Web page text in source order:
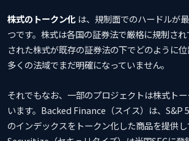
株式のトークン化 は、規制面でのハードルが
つです。株式は各国の証券法で厳格に規制さ
された株式が既存の証券法の下でどのように位
多くの法域でまだ明確になっていません。
それでもなお、一部のプロジェクトは株式ト
います。Backed Finance（スイス）は、S&P
のインデックスをトークン化した商品を提供し